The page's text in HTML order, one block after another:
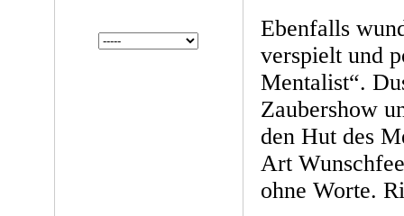
Ebenfalls
verspielt und
Mentalist“.
Zaubershow
den Hut des
Art
ohne Worte.